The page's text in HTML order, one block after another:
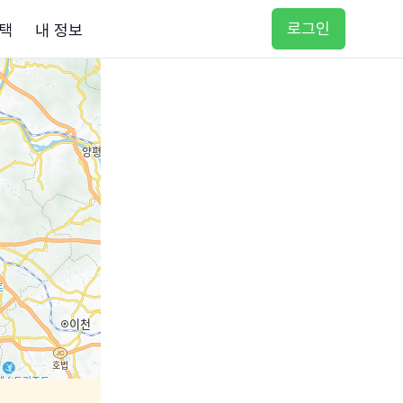
내 정보 로그인